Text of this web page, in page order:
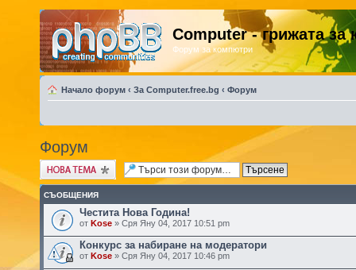
Computer - грижата
Форум за компютри
Начало форум ‹ За Computer.free.bg ‹ Форум
Форум
Публикувай нова
тема
СЪОБЩЕНИЯ
Честита Нова Година!
от Kose» Сря Яну 04, 2017 10:51 pm
Конкурс за набиране на модератори
от Kose» Сря Яну 04, 2017 10:46 pm